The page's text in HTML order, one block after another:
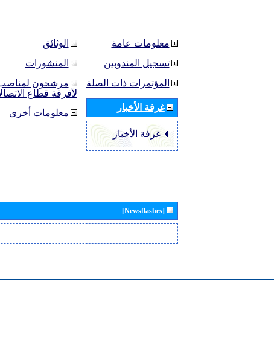
الوثائق
المنشورات
مرشحون لمناصب
لأفرقة قطاع
معلومات أخرى
معلومات عامة
تسجيل المندوبين
المؤتمرات ذات الصلة
غرفة الأخبار
غرفة الأخبار
[Newsflashes]